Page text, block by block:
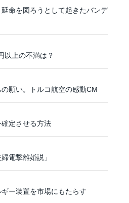
命を図ろうとして起きたバンデ
以上の不満は？
願い。トルコ航空の感動CM
定させる方法
電撃離婚説」
ー装置を市場にもたらす